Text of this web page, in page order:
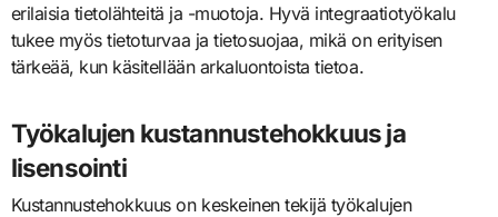
erilaisia tietolähteitä ja -muotoja. Hyvä integraatiotyökalu
tukee myös tietoturvaa ja tietosuojaa, mikä on erityisen
tärkeää, kun käsitellään arkaluontoista tietoa.
Työkalujen kustannustehokkuus ja
lisensointi
Kustannustehokkuus on keskeinen tekijä työkalujen